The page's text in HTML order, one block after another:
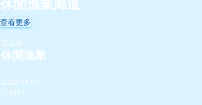
休閒漁業廊道
查看更多
漁業署
休閒漁業
2022-01-03
1032